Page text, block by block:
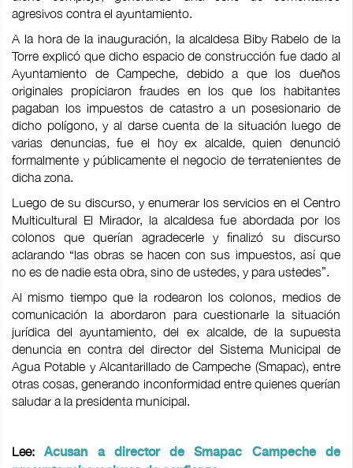
agresivos contra el ayuntamiento.
A la hora de la inauguración, la alcaldesa Biby Rabelo de la
Torre explicó que dicho espacio de construcción fue dado al
Ayuntamiento de Campeche, debido a que los dueños
originales propiciaron fraudes en los que los habitantes
pagaban los impuestos de catastro a un posesionario de
dicho polígono, y al darse cuenta de la situación luego de
varias denuncias, fue el hoy ex alcalde, quien denunció
formalmente y públicamente el negocio de terratenientes de
dicha zona.
Luego de su discurso, y enumerar los servicios en el Centro
Multicultural El Mirador, la alcaldesa fue abordada por los
colonos que querían agradecerle y finalizó su discurso
aclarando “las obras se hacen con sus impuestos, así que
no es de nadie esta obra, sino de ustedes, y para ustedes”.
Al mismo tiempo que la rodearon los colonos, medios de
comunicación la abordaron para cuestionarle la situación
jurídica del ayuntamiento, del ex alcalde, de la supuesta
denuncia en contra del director del Sistema Municipal de
Agua Potable y Alcantarillado de Campeche (Smapac), entre
otras cosas, generando inconformidad entre quienes querían
saludar a la presidenta municipal.
Lee:Acusan a director de Smapac Campeche de